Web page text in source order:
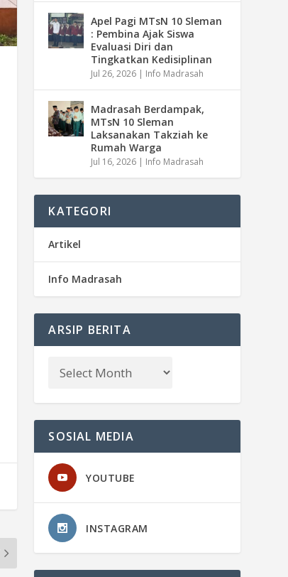
Apel Pagi MTsN 10 Sleman
: Pembina Ajak Siswa
Evaluasi Diri dan
Tingkatkan Kedisiplinan
Jul 26, 2026 | Info Madrasah
Madrasah Berdampak,
MTsN 10 Sleman
Laksanakan Takziah ke
Rumah Warga
Jul 16, 2026 | Info Madrasah
KATEGORI
Artikel
Info Madrasah
ARSIP BERITA
SOSIAL MEDIA
YOUTUBE
INSTAGRAM